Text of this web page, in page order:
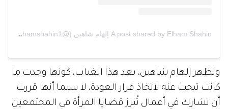
A post shared by Elham Shahin إلهام شاهين (@elhamshahin1)
وتظهر إلهام شاهين، بعد هذا الغياب، كونها وجدت ما
كانت تبحث عنه لاتخاذ قرار العودة، لا سيما أنها قررت
أن تشارك في أعمال تُبرز قضايا المرأة في المجتمعين